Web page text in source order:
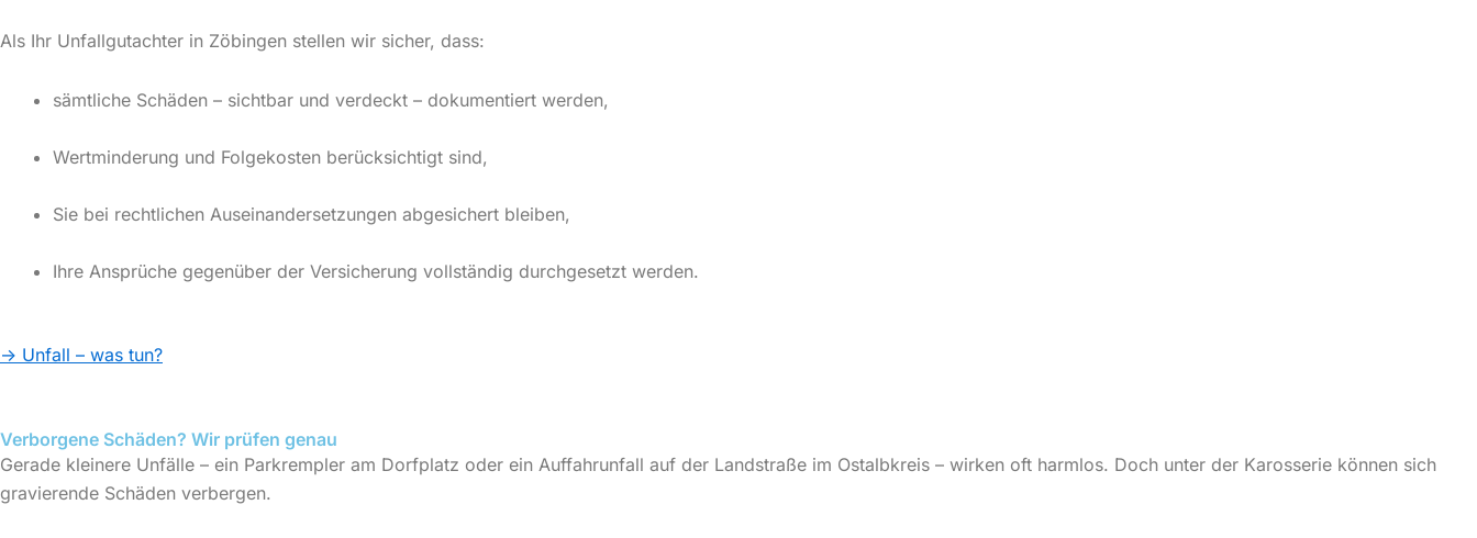
Als Ihr Unfallgutachter in Zöbingen stellen wir sicher, dass:
sämtliche Schäden – sichtbar und verdeckt – dokumentiert werden,
Wertminderung und Folgekosten berücksichtigt sind,
Sie bei rechtlichen Auseinandersetzungen abgesichert bleiben,
Ihre Ansprüche gegenüber der Versicherung vollständig durchgesetzt werden.
→ Unfall – was tun?
Verborgene Schäden? Wir prüfen genau
Gerade kleinere Unfälle – ein Parkrempler am Dorfplatz oder ein Auffahrunfall auf der Landstraße im Ostalbkreis – wirken oft harmlos. Doch unter der Karosserie können sich
gravierende Schäden verbergen.